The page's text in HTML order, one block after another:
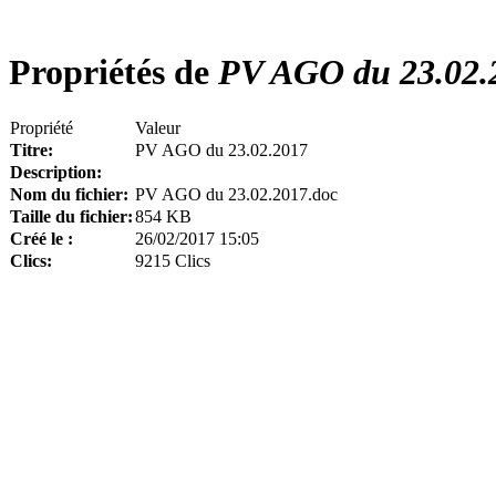
Propriétés de PV AGO du
Propriété
Valeur
Titre:
PV AGO du 23.02.2017
Description:
Nom du fichier: PV AGO du 23.02.2017.doc
Taille du fichier:854 KB
Créé le :
26/02/2017 15:05
Clics:
9215 Clics